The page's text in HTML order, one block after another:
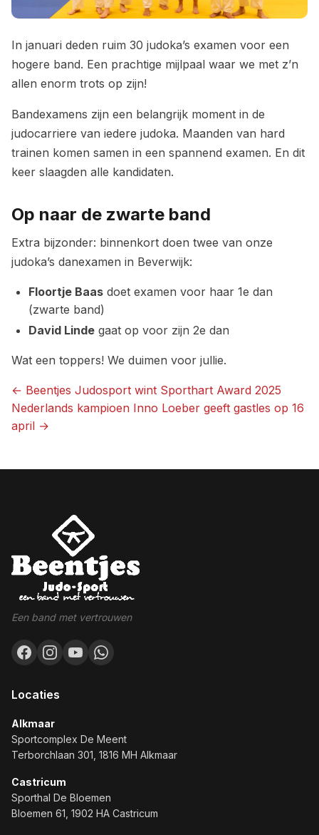
In januari deden ruim 30 judoka’s examen voor een
hogere band. Een prachtige mijlpaal waar we met z’n
allen enorm trots op zijn!
Bandexamens zijn een belangrijk moment in de
judocarriere van iedere judoka. Maanden van hard
trainen komen samen in een spannend examen. En dit
keer slaagden alle kandidaten.
Op naar de zwarte band
Extra bijzonder: binnenkort doen twee van onze
judoka’s danexamen in Beverwijk:
Floortje Baas doet examen voor haar 1e dan
(zwarte band)
David Linde gaat op voor zijn 2e dan
Wat een toppers! We duimen voor jullie.
Bericht
navigatie
← Beentjes Judosport wint Sporthart Award 2025
Nederlands kampioen Inno Loeber geeft gastles op 16
april →
Een band met vertrouwen
Locaties
Alkmaar
Sportcomplex De Meent
Terborchlaan 301, 1816 MH Alkmaar
Castricum
Sporthal De Bloemen
Bloemen 61, 1902 HA Castricum